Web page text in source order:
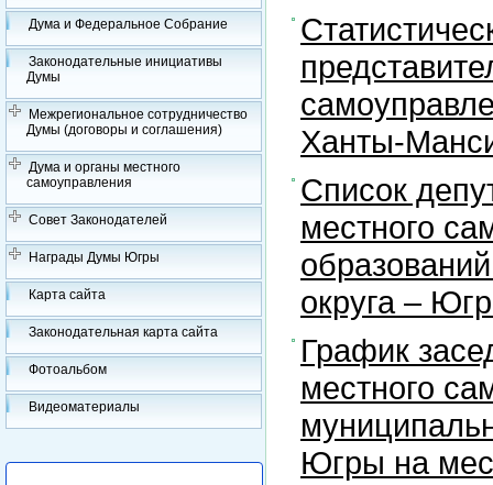
Дума и Федеральное Собрание
Законодательные инициативы
Думы
Межрегиональное сотрудничество
Думы (договоры и соглашения)
Дума и органы местного
самоуправления
Совет Законодателей
Награды Думы Югры
Карта сайта
Законодательная карта сайта
Фотоальбом
Видеоматериалы
Ханты-
Список
местного
округа –
График
местного
Югры на